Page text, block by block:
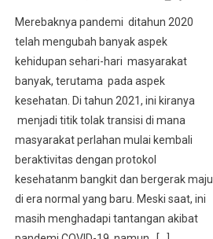
Merebaknya pandemi ditahun 2020
telah mengubah banyak aspek
kehidupan sehari-hari masyarakat
banyak, terutama pada aspek
kesehatan. Di tahun 2021, ini kiranya
menjadi titik tolak transisi di mana
masyarakat perlahan mulai kembali
beraktivitas dengan protokol
kesehatanm bangkit dan bergerak maju
di era normal yang baru. Meski saat, ini
masih menghadapi tantangan akibat